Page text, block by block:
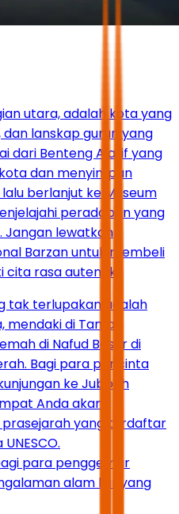
utara, adalah kota yang
lanskap gurun yang
dari Benteng A’arif yang
dan menyimpan
berlanjut ke Museum
peradaban yang
Jangan lewatkan
Barzan untuk membeli
rasa autentik.
tak terlupakan adalah
di Taman
di Nafud Besar di
Bagi para pencinta
ke Jubbah
Anda akan
yang terdaftar
para penggemar
alam liar yang